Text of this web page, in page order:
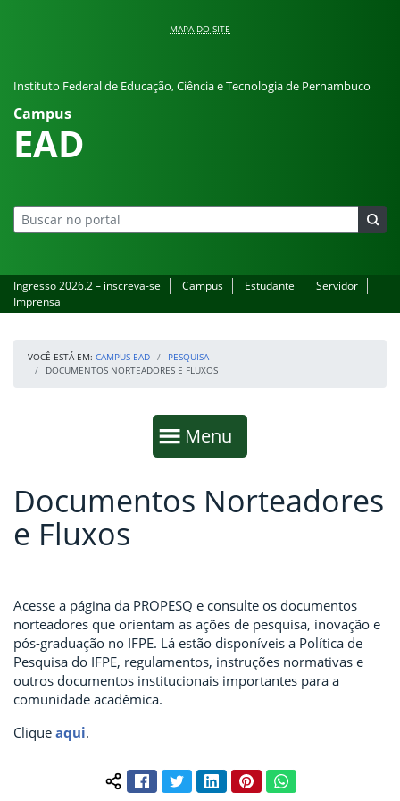
MAPA DO SITE
Instituto Federal de Educação, Ciência e Tecnologia de Pernambuco
Campus
EAD
Ingresso 2026.2 – inscreva-se Campus Estudante
Servidor
Imprensa
VOCÊ ESTÁ EM: CAMPUS EAD
PESQUISA
DOCUMENTOS NORTEADORES E FLUXOS
Mostrar
Menu
Fim da navegação
Início do conteúdo
Documentos Norteadores
e Fluxos
Acesse a página da PROPESQ e consulte os documentos
norteadores que orientam as ações de pesquisa, inovação e
pós-graduação no IFPE. Lá estão disponíveis a Política de
Pesquisa do IFPE, regulamentos, instruções normativas e
outros documentos institucionais importantes para a
comunidade acadêmica.
Clique aqui.
Compartilhar conteúdo:
FacebookTwitterLinkedInPinterestWhatsApp